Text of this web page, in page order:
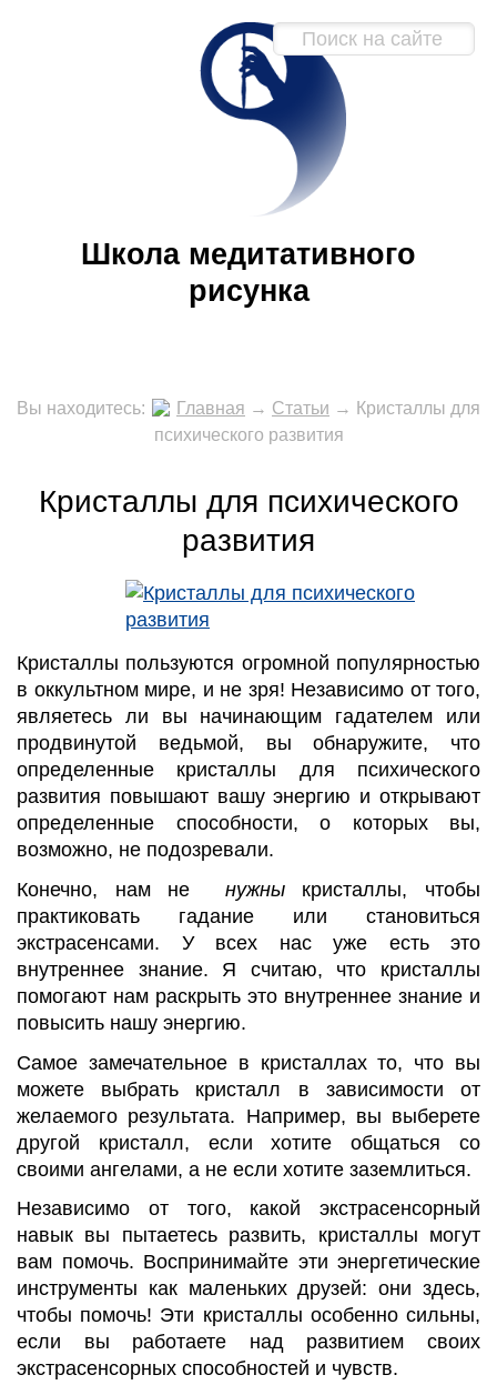
Школа медитативного
рисунка
Вы находитесь: Главная → Статьи → Кристаллы для
психического развития
Кристаллы для психического
развития
Кристаллы пользуются огромной популярностью
в оккультном мире, и не зря! Независимо от того,
являетесь ли вы начинающим гадателем или
продвинутой ведьмой, вы обнаружите, что
определенные кристаллы для психического
развития повышают вашу энергию и открывают
определенные способности, о которых вы,
возможно, не подозревали.
Конечно, нам не нужныкристаллы, чтобы
практиковать гадание или становиться
экстрасенсами. У всех нас уже есть это
внутреннее знание. Я считаю, что кристаллы
помогают нам раскрыть это внутреннее знание и
повысить нашу энергию.
Самое замечательное в кристаллах то, что вы
можете выбрать кристалл в зависимости от
желаемого результата. Например, вы выберете
другой кристалл, если хотите общаться со
своими ангелами, а не если хотите заземлиться.
Независимо от того, какой экстрасенсорный
навык вы пытаетесь развить, кристаллы могут
вам помочь. Воспринимайте эти энергетические
инструменты как маленьких друзей: они здесь,
чтобы помочь! Эти кристаллы особенно сильны,
если вы работаете над развитием своих
экстрасенсорных способностей и чувств.